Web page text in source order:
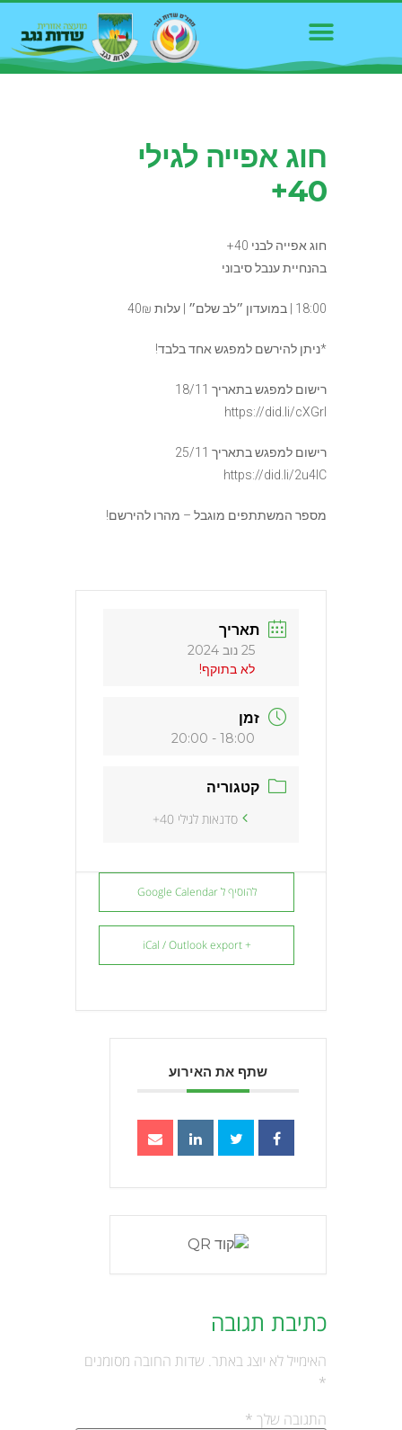
חוג אפייה לגילי
40+
חוג אפייה לבני 40+
בהנחיית ענבל סיבוני
18:00 | במועדון ״לב שלם״ | עלות 40₪
*ניתן להירשם למפגש אחד בלבד!
רישום למפגש בתאריך 18/11
https://did.li/cXGrl
רישום למפגש בתאריך 25/11
https://did.li/2u4lC
מספר המשתתפים מוגבל – מהרו להירשם!
תאריך
25 נוב 2024
לא בתוקף!
זמן
18:00 - 20:00
קטגוריה
סדנאות לגילי 40+
להוסיף ל Google Calendar
+ iCal / Outlook export
שתף את האירוע
כתיבת תגובה
האימייל לא יוצג באתר. שדות החובה מסומנים
*
התגובה שלך *